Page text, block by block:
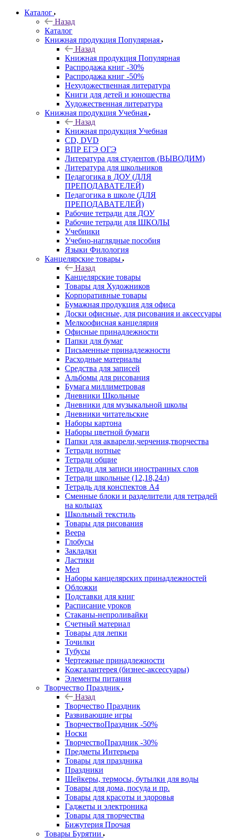
Каталог
Назад
Каталог
Книжная продукция Популярная
Назад
Книжная продукция Популярная
Распродажа книг -30%
Распродажа книг -50%
Нехудожественная литература
Книги для детей и юношества
Художественная литература
Книжная продукция Учебная
Назад
Книжная продукция Учебная
CD, DVD
ВПР ЕГЭ ОГЭ
Литература для студентов (ВЫВОДИМ)
Литература для школьников
Педагогика в ДОУ (ДЛЯ
ПРЕПОДАВАТЕЛЕЙ)
Педагогика в школе (ДЛЯ
ПРЕПОДАВАТЕЛЕЙ)
Рабочие тетради для ДОУ
Рабочие тетради для ШКОЛЫ
Учебники
Учебно-наглядные пособия
Языки Филология
Канцелярские товары
Назад
Канцелярские товары
Товары для Художников
Корпоративные товары
Бумажная продукция для офиса
Доски офисные, для рисования и аксессуары
Мелкоофисная канцелярия
Офисные принадлежности
Папки для бумаг
Письменные принадлежности
Расходные материалы
Средства для записей
Альбомы для рисования
Бумага миллиметровая
Дневники Школьные
Дневники для музыкальной школы
Дневники читательские
Наборы картона
Наборы цветной бумаги
Папки для акварели,черчения,творчества
Тетради нотные
Тетради общие
Тетради для записи иностранных слов
Тетради школьные (12,18,24л)
Тетрадь для конспектов А4
Сменные блоки и разделители для тетрадей
на кольцах
Школьный текстиль
Товары для рисования
Веера
Глобусы
Закладки
Ластики
Мел
Наборы канцелярских принадлежностей
Обложки
Подставки для книг
Расписание уроков
Стаканы-непроливайки
Счетный материал
Товары для лепки
Точилки
Тубусы
Чертежные принадлежности
Кожгалантерея (бизнес-аксессуары)
Элементы питания
Творчество Праздник
Назад
Творчество Праздник
Развивающие игры
ТворчествоПраздник -50%
Носки
ТворчествоПраздник -30%
Предметы Интерьера
Товары для праздника
Праздники
Шейкеры, термосы, бутылки для воды
Товары для дома, посуда и пр.
Товары для красоты и здоровья
Гаджеты и электроника
Товары для творчества
Бижутерия Прочая
Товары Бурятии